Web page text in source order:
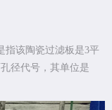
指该陶瓷过滤板是3平
径代号，其单位是